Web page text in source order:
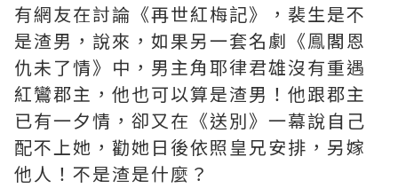
有網友在討論《再世紅梅記》，裴生是不
是渣男，說來，如果另一套名劇《鳯閣恩
仇未了情》中，男主角耶律君雄沒有重遇
紅鸞郡主，他也可以算是渣男！他跟郡主
已有一夕情，卻又在《送別》一幕說自己
配不上她，勸她日後依照皇兄安排，另嫁
他人！不是渣是什麼？ ​​​